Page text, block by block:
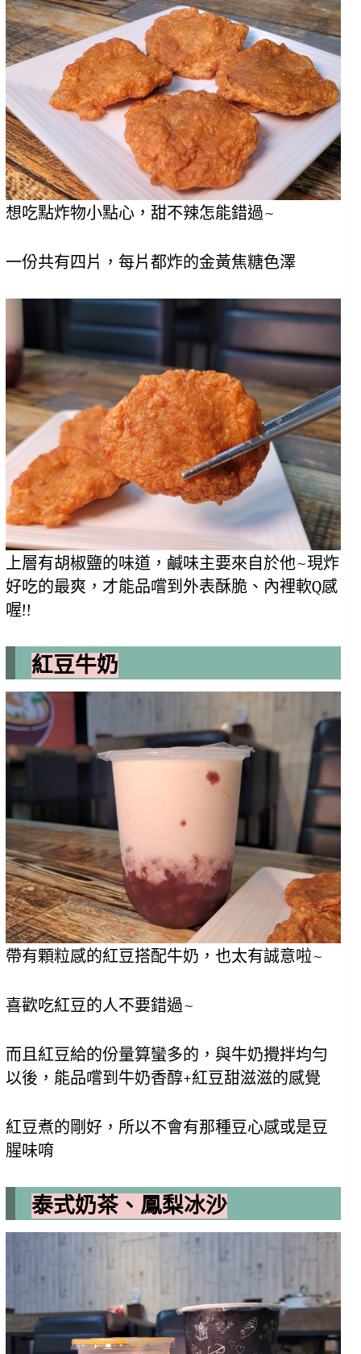
想吃點炸物小點心，甜不辣怎能錯過~
一份共有四片，每片都炸的金黃焦糖色澤
上層有胡椒鹽的味道，鹹味主要來自於他~現炸
好吃的最爽，才能品嚐到外表酥脆、內裡軟Q感
喔!!
紅豆牛奶
帶有顆粒感的紅豆搭配牛奶，也太有誠意啦~
喜歡吃紅豆的人不要錯過~
而且紅豆給的份量算蠻多的，與牛奶攪拌均勻
以後，能品嚐到牛奶香醇+紅豆甜滋滋的感覺
紅豆煮的剛好，所以不會有那種豆心感或是豆
腥味唷
泰式奶茶、鳳梨冰沙